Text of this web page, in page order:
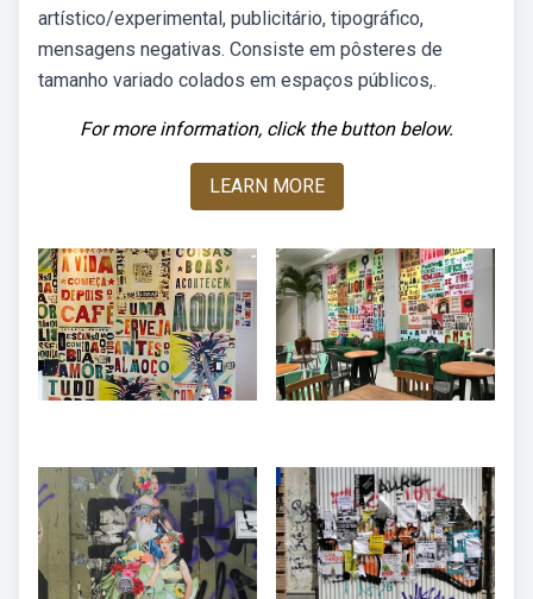
artístico/experimental, publicitário, tipográfico,
mensagens negativas. Consiste em pôsteres de
tamanho variado colados em espaços públicos,.
For more information, click the button below.
LEARN MORE